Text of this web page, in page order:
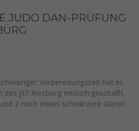
JUDO DAN-PRÜFUNG
Vorbereitungszeit hat es
des JST Riesbürg endlich geschafft.
2 noch etwas schwärzere Gürtel